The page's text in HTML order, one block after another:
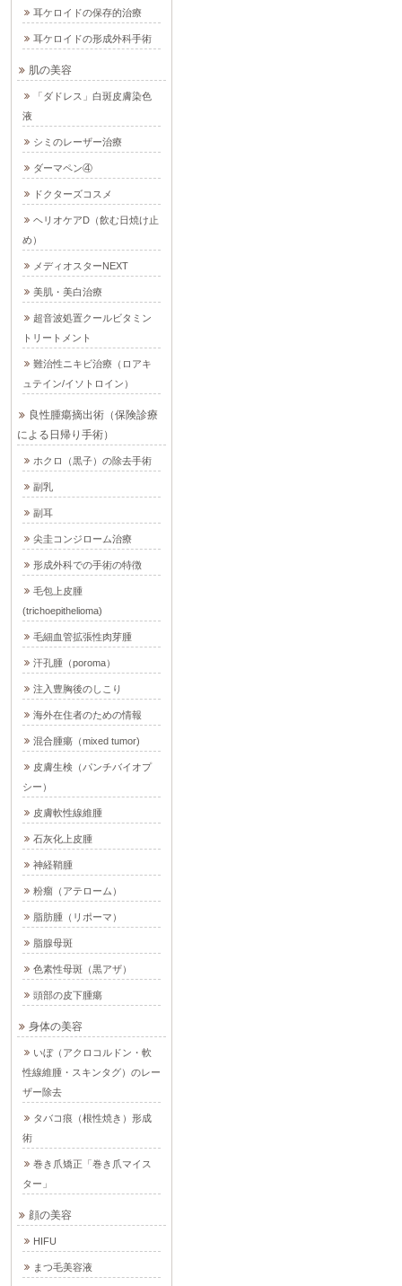
耳ケロイドの保存的治療
耳ケロイドの形成外科手術
肌の美容
「ダドレス」白斑皮膚染色
液
シミのレーザー治療
ダーマペン④
ドクターズコスメ
ヘリオケアD（飲む日焼け止
め）
メディオスターNEXT
美肌・美白治療
超音波処置クールビタミン
トリートメント
難治性ニキビ治療（ロアキ
ュテイン/イソトロイン）
良性腫瘍摘出術（保険診療
による日帰り手術）
ホクロ（黒子）の除去手術
副乳
副耳
尖圭コンジローム治療
形成外科での手術の特徴
毛包上皮腫
(trichoepithelioma)
毛細血管拡張性肉芽腫
汗孔腫（poroma）
注入豊胸後のしこり
海外在住者のための情報
混合腫瘍（mixed tumor)
皮膚生検（パンチバイオプ
シー）
皮膚軟性線維腫
石灰化上皮腫
神経鞘腫
粉瘤（アテローム）
脂肪腫（リポーマ）
脂腺母斑
色素性母斑（黒アザ）
頭部の皮下腫瘍
身体の美容
いぼ（アクロコルドン・軟
性線維腫・スキンタグ）のレー
ザー除去
タバコ痕（根性焼き）形成
術
巻き爪矯正「巻き爪マイス
ター」
顔の美容
HIFU
まつ毛美容液